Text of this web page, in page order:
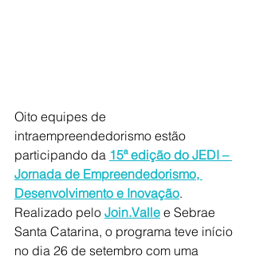
Oito equipes de
intraempreendedorismo estão
participando da 15ª edição do JEDI –
Jornada de Empreendedorismo,
Desenvolvimento e Inovação.
Realizado pelo Join.Valle e Sebrae
Santa Catarina, o programa teve início
no dia 26 de setembro com uma